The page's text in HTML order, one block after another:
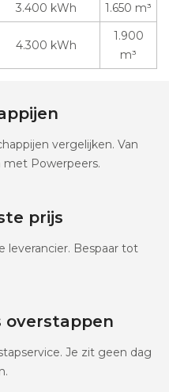
3.400 kWh 1.650 m³
4.300 kWh
1.900
m³
vergelijken. Van
Powerpeers.
prijs
leverancier. Bespaar tot
overstappen
Je zit geen dag